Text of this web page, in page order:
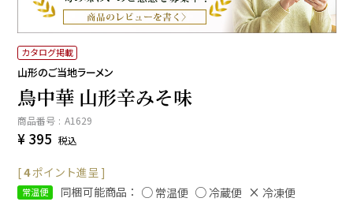
カタログ掲載
山形のご当地ラーメン
鳥中華 山形辛みそ味
商品番号 A1629
¥ 395 税込
[4ポイント進呈 ]
常温便 同梱可能商品： 常温便 冷蔵便 冷凍便